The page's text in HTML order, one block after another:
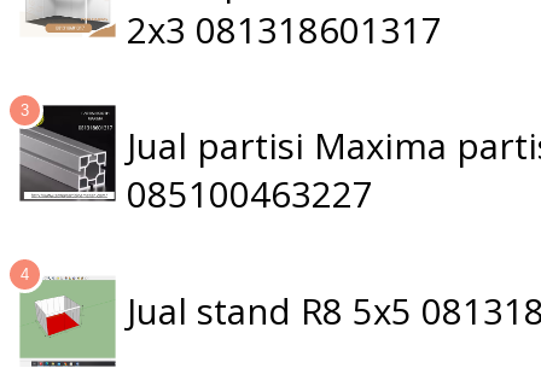
2x3 081318601317
Jual partisi Maxima
085100463227
Jual stand R8 5x5